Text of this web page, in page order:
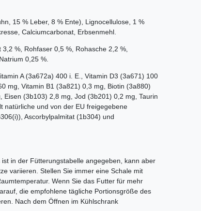
15 % Leber, 8 % Ente), Lignocellulose, 1 %
Calciumcarbonat, Erbsenmehl.
%, Rohfaser 0,5 %, Rohasche 2,2 %,
0,25 %.
A (3a672a) 400 i. E., Vitamin D3 (3a671) 100
mg, Vitamin B1 (3a821) 0,3 mg, Biotin (3a880)
(3b103) 2,8 mg, Jod (3b201) 0,2 mg, Taurin
natürliche und von der EU freigegebene
Ascorbylpalmitat (1b304) und
in der Fütterungstabelle angegeben, kann aber
variieren. Stellen Sie immer eine Schale mit
Wenn Sie das Futter für mehr
die empfohlene tägliche Portionsgröße des
Nach dem Öffnen im Kühlschrank